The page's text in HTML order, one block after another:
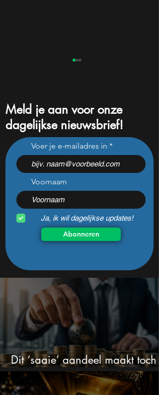
Beleggers dumpen dit
chipaandeel maar Wall
Street ziet een zeldzame
koopkans
Meld je aan voor onze
dagelijkse nieuwsbrief!
Voer je e-mailadres in
Voornaam
Ja, ik wil dagelijkse updates!
Abonneren
Dit ‘saaie’ aandeel maakt toch
bizar veel winst